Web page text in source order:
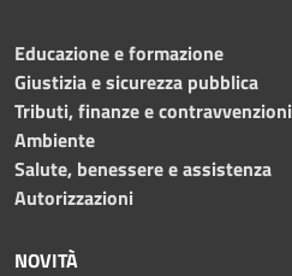
Educazione e formazione
Giustizia e sicurezza pubblica
Tributi, finanze e contravvenzioni
Ambiente
Salute, benessere e assistenza
Autorizzazioni
NOVITÀ